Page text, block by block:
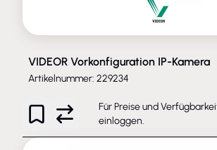
VIDEOR Vorkonfiguration IP-Kamera
Artikelnummer: 229234
Für Preise und
einloggen.